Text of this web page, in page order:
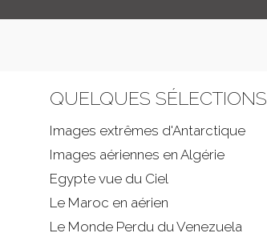
QUELQUES SÉLECTIONS
Images extrêmes d'Antarctique
Images aériennes en Algérie
Egypte vue du Ciel
Le Maroc en aérien
Le Monde Perdu du Venezuela